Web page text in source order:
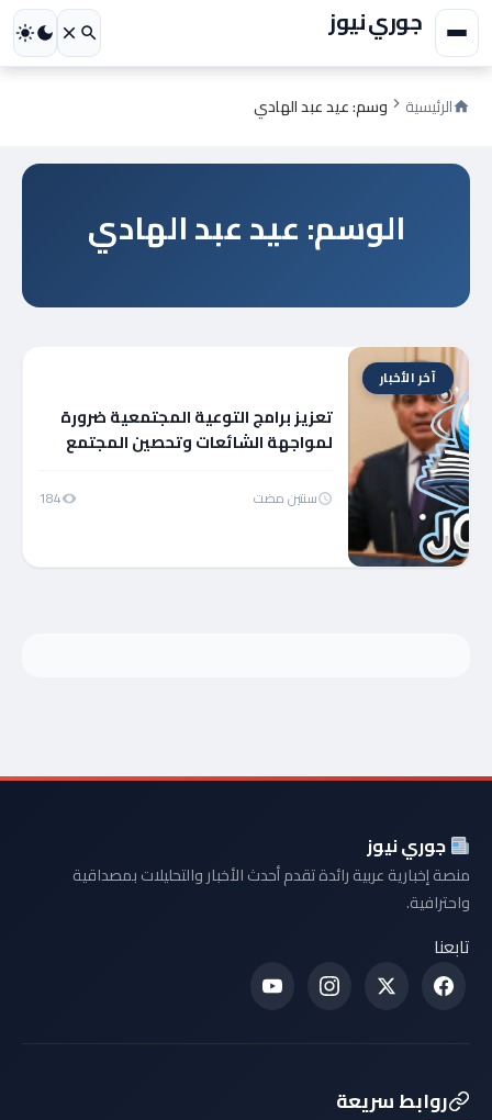
جوري نيوز
الرئيسية وسم: عيد عبد الهادي
الوسم: عيد عبد الهادي
آخر الأخبار
تعزيز برامج التوعية المجتمعية ضرورة
لمواجهة الشائعات وتحصين المجتمع
سنتين مضت 184
جوري نيوز
منصة إخبارية عربية رائدة تقدم أحدث الأخبار والتحليلات بمصداقية
واحترافية.
تابعنا
روابط سريعة